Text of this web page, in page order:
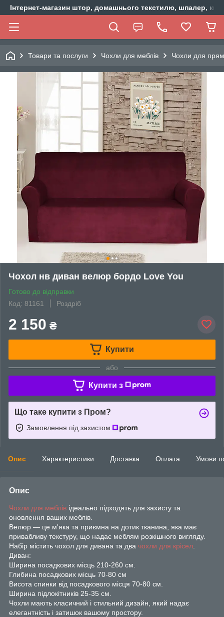
Інтернет-магазин штор, домашнього текстилю, шпалер,
Товари та послуги Чохли для меблів Чохли для
Чохол нв диван велюр бордо Love You
Готово до відправки
Код: 81161
Роздріб
2 150 ₴
Купити
або
Купити з
Що таке купити з Пром?
Замовлення під захистом
Опис Характеристики Доставка Оплата Умови
Опис
Чохли для меблів ідеально підходять для захисту та
оновлення ваших меблів.
Велюр — це м'яка та приємна на дотик тканина, яка має
привабливу текстуру, що надає меблям розкішного вигляду.
Набір містить чохол для дивана та два чохли для крісел
Диван:
Ширина посадкових місць 210-260 см.
Глибина посадкових місць 70-80 см
Висота спинки від посадкового місця 70-80 см.
Ширина підлокітників 25-35 см.
Чохли мають класичний і стильний дизайн, який надає
елегантність і затишок вашому простору.